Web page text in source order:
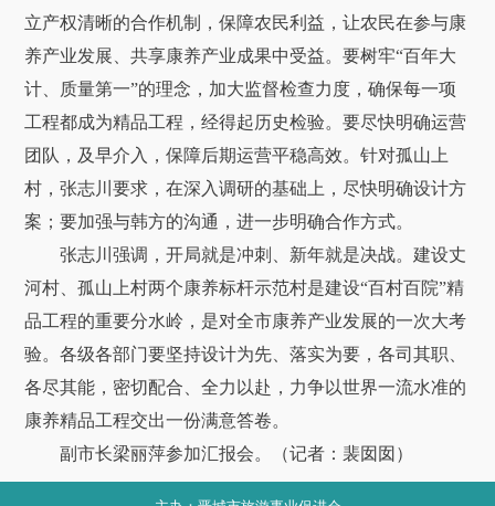
立产权清晰的合作机制，保障农民利益，让农民在参与康
养产业发展、共享康养产业成果中受益。要树牢“百年大
计、质量第一”的理念，加大监督检查力度，确保每一项
工程都成为精品工程，经得起历史检验。要尽快明确运营
团队，及早介入，保障后期运营平稳高效。针对孤山上
村，张志川要求，在深入调研的基础上，尽快明确设计方
案；要加强与韩方的沟通，进一步明确合作方式。
张志川强调，开局就是冲刺、新年就是决战。建设丈
河村、孤山上村两个康养标杆示范村是建设“百村百院”精
品工程的重要分水岭，是对全市康养产业发展的一次大考
验。各级各部门要坚持设计为先、落实为要，各司其职、
各尽其能，密切配合、全力以赴，力争以世界一流水准的
康养精品工程交出一份满意答卷。
副市长梁丽萍参加汇报会。（记者：裴囡囡）